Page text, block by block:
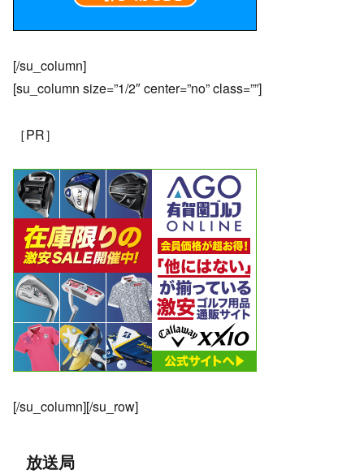
[/su_column]
[su_column size=”1/2″ center=”no” class=””]
［PR］
[/su_column][/su_row]
放送局